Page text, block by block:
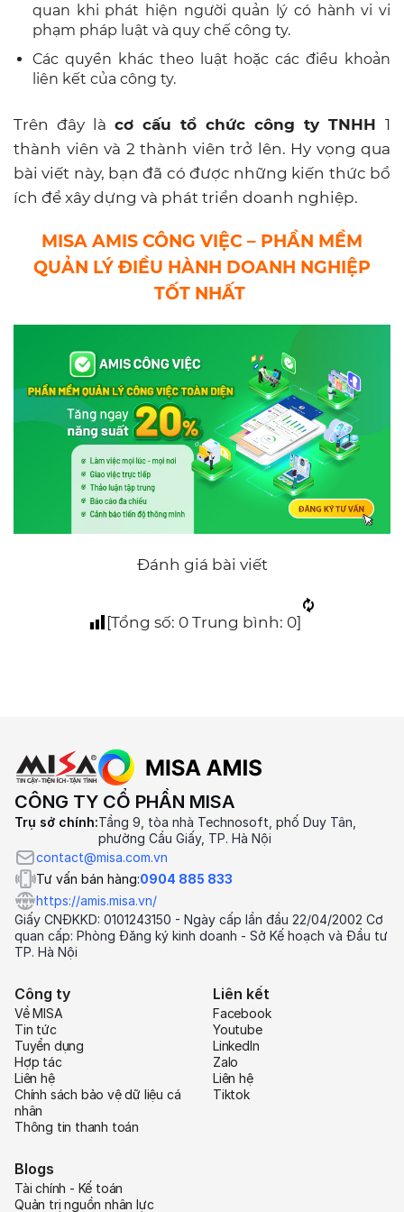
quan khi phát hiện người quản lý có hành vi vi
phạm pháp luật và quy chế công ty.
Các quyền khác theo luật hoặc các điều khoản
liên kết của công ty.
Trên đây là cơ cấu tổ chức công ty TNHH 1
thành viên và 2 thành viên trở lên. Hy vọng qua
bài viết này, bạn đã có được những kiến thức bổ
ích để xây dựng và phát triển doanh nghiệp.
MISA AMIS CÔNG VIỆC – PHẦN MỀM
QUẢN LÝ ĐIỀU HÀNH DOANH NGHIỆP
TỐT NHẤT
Đánh giá bài viết
[Tổng số: 0 Trung bình: 0]
CÔNG TY CỔ PHẦN MISA
Trụ sở chính:Tầng 9, tòa nhà Technosoft, phố Duy Tân,
phường Cầu Giấy, TP. Hà Nội
contact@misa.com.vn
Tư vấn bán hàng:0904 885 833
https://amis.misa.vn/
Giấy CNĐKKD: 0101243150 - Ngày cấp lần đầu 22/04/2002 Cơ
quan cấp: Phòng Đăng ký kinh doanh - Sở Kế hoạch và Đầu tư
TP. Hà Nội
Công ty
Về MISA
Tin tức
Tuyển dụng
Hợp tác
Liên hệ
Chính sách bảo vệ dữ liệu cá
nhân
Thông tin thanh toán
Liên kết
Facebook
Youtube
LinkedIn
Zalo
Liên hệ
Tiktok
Blogs
Tài chính - Kế toán
Quản trị nguồn nhân lực